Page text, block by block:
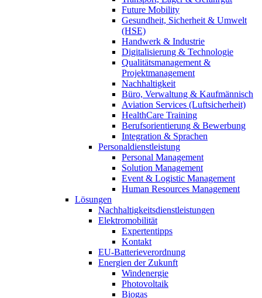
Future Mobility
Gesundheit, Sicherheit & Umwelt
(HSE)
Handwerk & Industrie
Digitalisierung & Technologie
Qualitätsmanagement &
Projektmanagement
Nachhaltigkeit
Büro, Verwaltung & Kaufmännisch
Aviation Services (Luftsicherheit)
HealthCare Training
Berufsorientierung & Bewerbung
Integration & Sprachen
Personaldienstleistung
Personal Management
Solution Management
Event & Logistic Management
Human Resources Management
Lösungen
Nachhaltigkeitsdienstleistungen
Elektromobilität
Expertentipps
Kontakt
EU-Batterieverordnung
Energien der Zukunft
Windenergie
Photovoltaik
Biogas